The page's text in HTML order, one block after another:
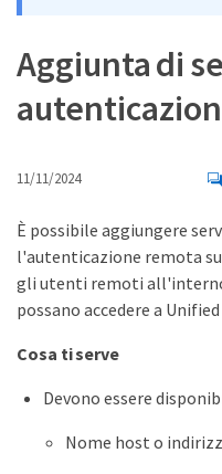
Aggiunta di
11/11/2024
È possibile aggiungere
l'autenticazione remota
gli utenti remoti
possano accedere a
Cosa ti serve
Devono essere
Nome host o